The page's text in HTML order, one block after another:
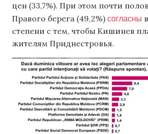
цен (33,7%). При этом почти
Правого берега (49,2%) согласны
степени с тем, чтобы Кишинев
жителям Приднестровья.